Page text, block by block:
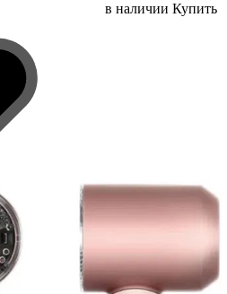
в наличии Купить